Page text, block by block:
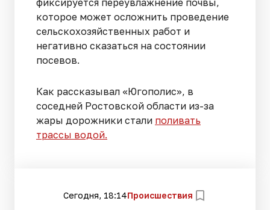
фиксируется переувлажнение почвы,
которое может осложнить проведение
сельскохозяйственных работ и
негативно сказаться на состоянии
посевов.
Как рассказывал «Югополис», в
соседней Ростовской области из-за
жары дорожники стали поливать
трассы водой.
Сегодня, 18:14Происшествия